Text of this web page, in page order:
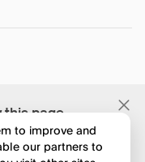
this page
to improve and
our partners to